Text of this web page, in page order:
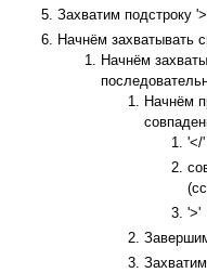
Захватим подстроку
Начнём захватывать
Начнём
Начнём
'</'
'>'